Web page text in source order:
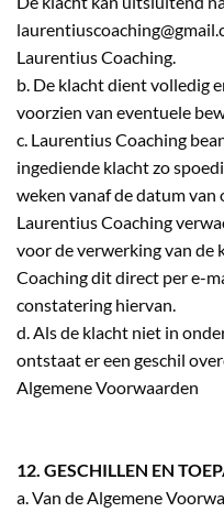
Laurentius Coaching.
b. De klacht dient volledig
voorzien van eventuele
c. Laurentius Coaching
ingediende klacht zo
weken vanaf de datum
Laurentius Coaching
voor de verwerking van
Coaching dit direct per e-
constatering hiervan.
d. Als de klacht niet in
ontstaat er een geschil
Algemene Voorwaarden
12. GESCHILLEN EN
a. Van de Algemene